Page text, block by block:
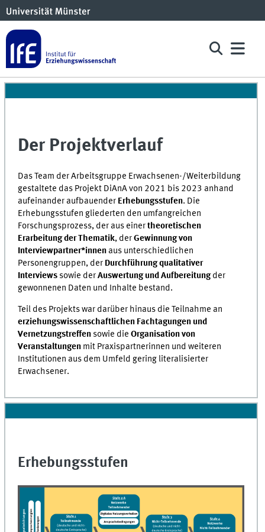
Der Projektverlauf
Das Team der Arbeitsgruppe Erwachsenen-/Weiterbildung
gestaltete das Projekt DiAnA von 2021 bis 2023 anhand
aufeinander aufbauender Erhebungsstufen. Die
Erhebungsstufen gliederten den umfangreichen
Forschungsprozess, der aus einertheoretischen
Erarbeitung der Thematik, derGewinnung von
Interviewpartner*innen aus unterschiedlichen
Personengruppen, der Durchführung qualitativer
Interviews sowie derAuswertung und Aufbereitungder
gewonnenen Daten und Inhalte bestand.
Teil des Projekts war darüber hinaus die Teilnahme an
erziehungswissenschaftlichen Fachtagungen und
Vernetzungstreffen sowie dieOrganisation von
Veranstaltungen mit Praxispartnerinnen und weiteren
Institutionen aus dem Umfeld gering literalisierter
Erwachsener.
Erhebungsstufen